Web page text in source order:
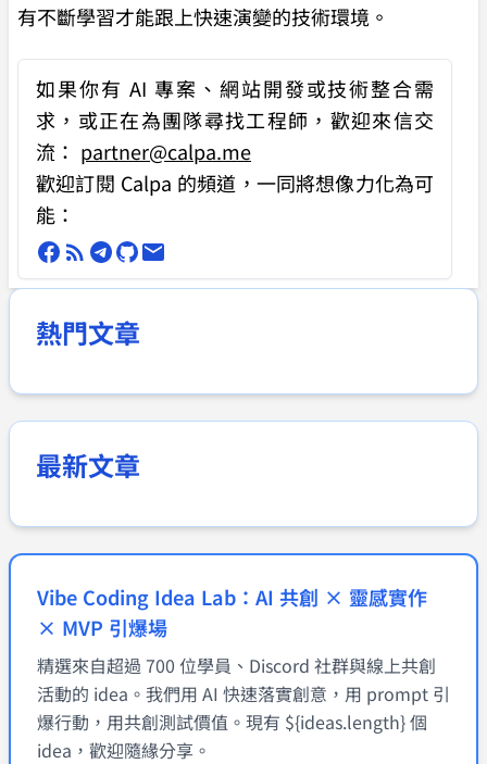
有不斷學習才能跟上快速演變的技術環境。
如果你有AI 專案、網站開發或技術整合需
求 ，或正在為團隊尋找工程師，歡迎來信交
流： partner@calpa.me
歡迎訂閱 Calpa 的頻道，一同將想像力化為可
能：
熱門文章
最新文章
Vibe Coding Idea Lab：AI 共創 × 靈感實作
× MVP 引爆場
精選來自超過 700 位學員、Discord 社群與線上共創
活動的 idea。我們用 AI 快速落實創意，用 prompt 引
爆行動，用共創測試價值。現有 ${ideas.length} 個
idea，歡迎隨緣分享。